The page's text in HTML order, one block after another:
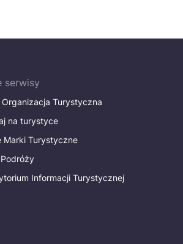
serwisy
Organizacja Turystyczna
na turystyce
Marki Turystyczne
Informacji Turystycznej